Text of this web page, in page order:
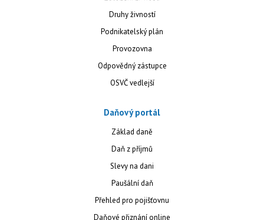
Druhy živností
Podnikatelský plán
Provozovna
Odpovědný zástupce
OSVČ vedlejší
Daňový portál
Základ daně
Daň z příjmů
Slevy na dani
Paušální daň
Přehled pro pojišťovnu
Daňové přiznání online